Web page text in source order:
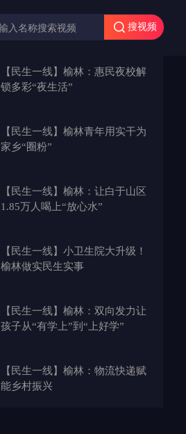
搜视频
【民生一线】榆林：惠民夜校解
锁多彩“夜生活”
【民生一线】榆林青年用实干为
家乡“圈粉”
【民生一线】榆林：让白于山区
1.85万人喝上“放心水”
【民生一线】小卫生院大升级！
榆林做实民生实事
【民生一线】榆林：双向发力让
孩子从“有学上”到“上好学”
【民生一线】榆林：物流快递赋
能乡村振兴